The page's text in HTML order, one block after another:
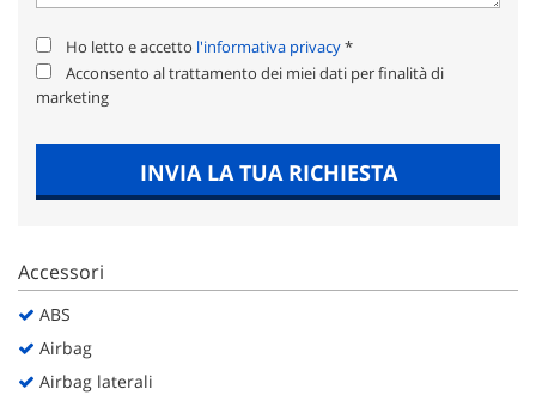
Ho letto e accetto l'informativa privacy*
Acconsento al trattamento dei miei dati per finalità di
marketing
INVIA LA TUA RICHIESTA
Accessori
ABS
Airbag
Airbag laterali
Leggi
cookie
impostazioni